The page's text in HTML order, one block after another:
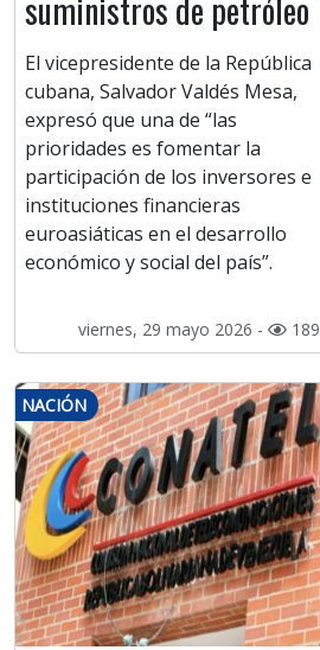
suministros de petróleo
El vicepresidente de la República
cubana, Salvador Valdés Mesa,
expresó que una de “las
prioridades es fomentar la
participación de los inversores e
instituciones financieras
euroasiáticas en el desarrollo
económico y social del país”.
viernes, 29 mayo 2026 - 189
NACIÓN